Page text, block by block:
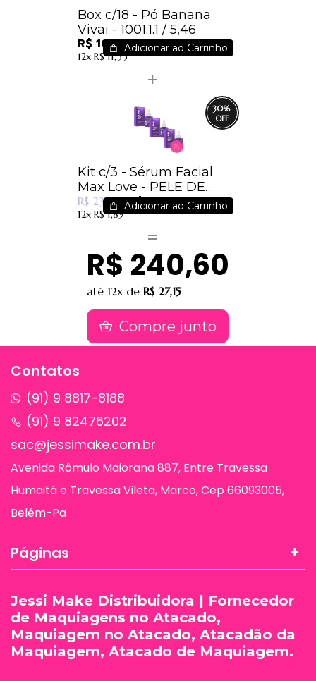
Box c/18 - Pó Banana
Vivai - 1001.1.1 / 5,46
R$ 100,44
12x R$ 11,33
Adicionar ao Carrinho
30%
Kit c/3 - Sérum Facial
Max Love - PELE DE
SEDA / 7,93
R$ 23,79 R$ 16,74
12x R$ 1,89
Adicionar ao Carrinho
R$ 240,60
até 12x de R$ 27,15
Compre junto
Contatos
(91) 9 8817-8188
(91) 9 82476202
sac@jessimake.com.br
Avenida Rômulo Maiorana 887, Entre Travessa
Humaitá e Travessa Vileta, Marco, Cep 66093005,
Belém-Pa
Páginas
Jessi Make Distribuidora | Fornecedor
de Maquiagens no Atacado,
Maquiagem no Atacado, Atacadão da
Maquiagem, Atacado de Maquiagem.